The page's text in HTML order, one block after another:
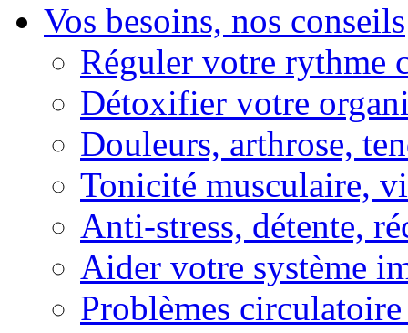
Vos besoins, nos conseils
Réguler votre rythme
Détoxifier votre
Douleurs, arthrose,
Tonicité musculaire,
Anti-stress, détente,
Aider votre système
Problèmes